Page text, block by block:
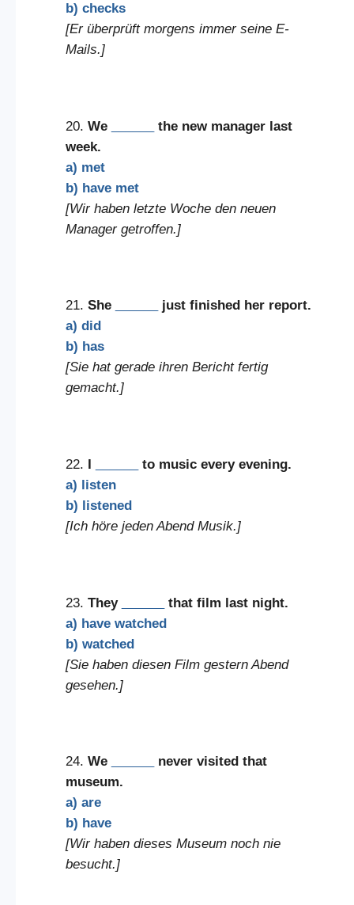
b) checks
[Er überprüft morgens immer seine E-
Mails.]
20. We
the new manager last
week.
a) met
b) have met
[Wir haben letzte Woche den neuen
Manager getroffen.]
21. She
just finished her report.
a) did
b) has
[Sie hat gerade ihren Bericht fertig
gemacht.]
22. I
to music every evening.
a) listen
b) listened
[Ich höre jeden Abend Musik.]
23. They
that film last night.
a) have watched
b) watched
[Sie haben diesen Film gestern Abend
gesehen.]
24. We
never visited that
museum.
a) are
b) have
[Wir haben dieses Museum noch nie
besucht.]